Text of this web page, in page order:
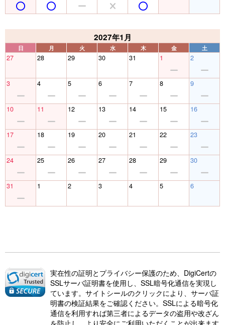
2027年1月
日 月 火 水 木 金 土
27 28 29 30 31 1 2
3 4 5 6 7 8 9
10 11 12 13 14 15 16
17 18 19 20 21 22 23
24 25 26 27 28 29 30
31 1 2 3 4 5 6
実在性の証明とプライバシー保護のため、DigiCertの
SSLサーバ証明書を使用し、SSL暗号化通信を実現し
ています。サイトシールのクリックにより、サーバ証
明書の検証結果をご確認ください。SSLによる暗号化
通信を利用すれば第三者によるデータの盗用や改ざん
を防止し、より安全にご利用いただくことが出来ます